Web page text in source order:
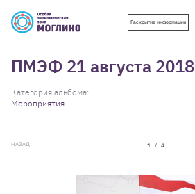
Раскрытие информации
ПМЭФ 21 августа 2018
Категория альбома:
Мероприятия
НАЗАД 1 / 4